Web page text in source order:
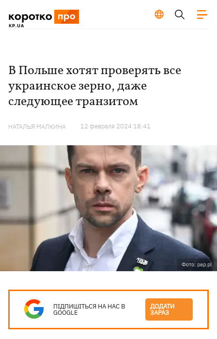
В Польше хотят проверять все
украинское зерно, даже
следующее транзитом
НАТАЛЬЯ МАЛКИНА 12 февраля 2024 18:41
Фото: pap.pl
ПІДПИШІТЬСЯ НА НАС В
GOOGLE
ДОДАТИ
ЗАРАЗ